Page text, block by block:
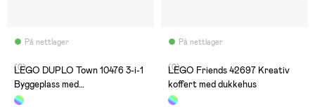
På nettlager
(0)
LEGO DUPLO Town 10476 3-i-1
Byggeplass med
anleggsmaskiner
På nettlager
(0)
LEGO Friends 42697 Kreativ
koffert med dukkehus